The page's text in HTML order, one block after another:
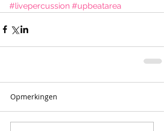
#livepercussion #upbeatarea
Opmerkingen